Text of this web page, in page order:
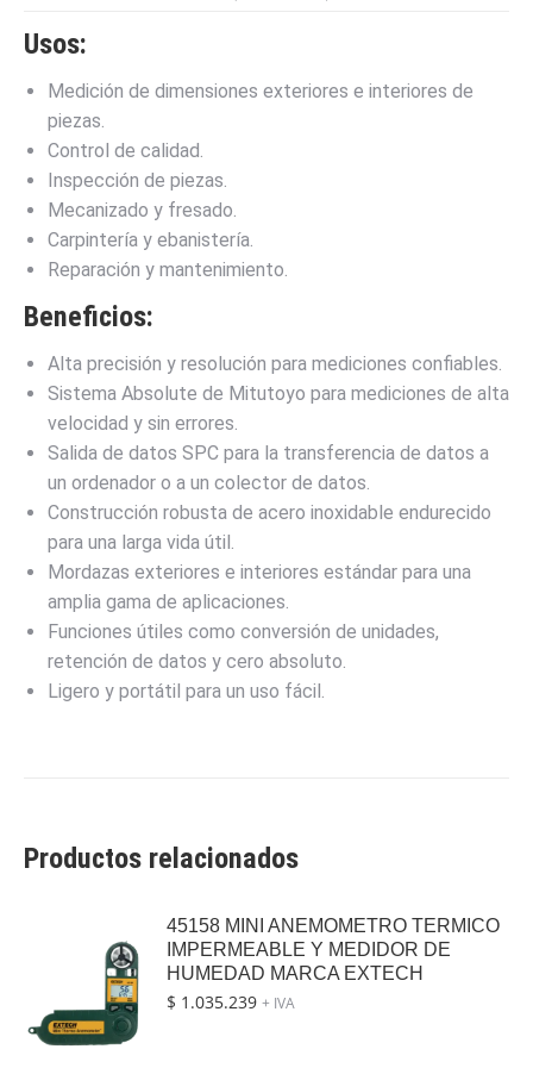
Usos:
Medición de dimensiones exteriores e interiores de
piezas.
Control de calidad.
Inspección de piezas.
Mecanizado y fresado.
Carpintería y ebanistería.
Reparación y mantenimiento.
Beneficios:
Alta precisión y resolución para mediciones confiables.
Sistema Absolute de Mitutoyo para mediciones de alta
velocidad y sin errores.
Salida de datos SPC para la transferencia de datos a
un ordenador o a un colector de datos.
Construcción robusta de acero inoxidable endurecido
para una larga vida útil.
Mordazas exteriores e interiores estándar para una
amplia gama de aplicaciones.
Funciones útiles como conversión de unidades,
retención de datos y cero absoluto.
Ligero y portátil para un uso fácil.
Productos relacionados
45158 MINI ANEMOMETRO TERMICO
IMPERMEABLE Y MEDIDOR DE
HUMEDAD MARCA EXTECH
$ 1.035.239 + IVA